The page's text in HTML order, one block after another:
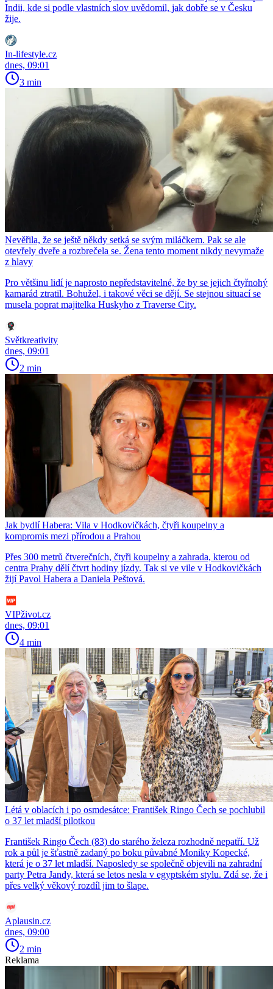
Indii, kde si podle vlastních slov uvědomil, jak dobře se v Česku
žije.
In-lifestyle.cz
dnes, 09:01
3 min
Nevěřila, že se ještě někdy setká se svým miláčkem. Pak se ale
otevřely dveře a rozbrečela se. Žena tento moment nikdy nevymaže
z hlavy
Pro většinu lidí je naprosto nepředstavitelné, že by se jejich čtyřnohý
kamarád ztratil. Bohužel, i takové věci se dějí. Se stejnou situací se
musela poprat majitelka Huskyho z Traverse City.
Světkreativity
dnes, 09:01
2 min
Jak bydlí Habera: Vila v Hodkovičkách, čtyři koupelny a
kompromis mezi přírodou a Prahou
Přes 300 metrů čtverečních, čtyři koupelny a zahrada, kterou od
centra Prahy dělí čtvrt hodiny jízdy. Tak si ve vile v Hodkovičkách
žijí Pavol Habera a Daniela Peštová.
VIPživot.cz
dnes, 09:01
4 min
Létá v oblacích i po osmdesátce: František Ringo Čech se pochlubil
o 37 let mladší pilotkou
František Ringo Čech (83) do starého železa rozhodně nepatří. Už
rok a půl je šťastně zadaný po boku půvabné Moniky Kopecké,
která je o 37 let mladší. Naposledy se společně objevili na zahradní
party Petra Jandy, která se letos nesla v egyptském stylu. Zdá se, že i
přes velký věkový rozdíl jim to šlape.
Aplausin.cz
dnes, 09:00
2 min
Reklama